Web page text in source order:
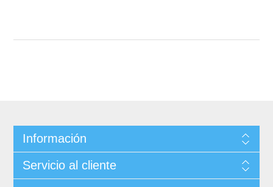
Información
Servicio al cliente